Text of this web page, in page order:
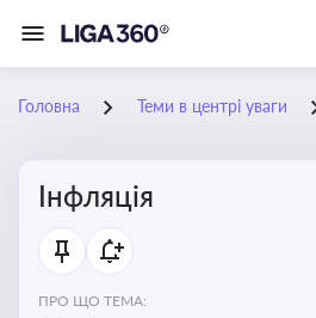
Головна Теми в центрі уваги
Інфляція
ПРО ЩО ТЕМА: